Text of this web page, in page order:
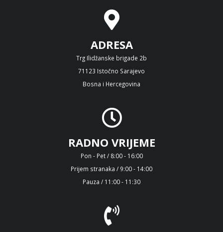
ADRESA
Trg Ilidžanske brigade 2b
71123 Istočno Sarajevo
Bosna i Hercegovina
RADNO VRIJEME
Pon - Pet / 8:00 - 16:00
Prijem stranaka / 9:00 - 14:00
Pauza / 11:00 - 11:30